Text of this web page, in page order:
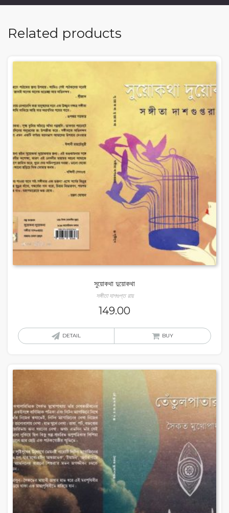
Related products
সুয়োকথা দুয়োকথা
সঙ্গীতা দাশগুপ্ত রায়
149.00
DETAIL BUY